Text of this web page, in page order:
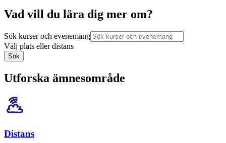
Vad vill du lära dig mer om?
Sök kurser och evenemang
Välj plats eller distans
Sök
Utforska ämnesområde
Distans